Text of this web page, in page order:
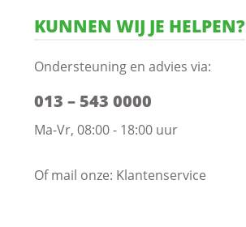
KUNNEN WIJ JE HELPEN?
Ondersteuning en advies via:
013 – 543 0000
Ma-Vr, 08:00 - 18:00 uur
Of mail onze: Klantenservice